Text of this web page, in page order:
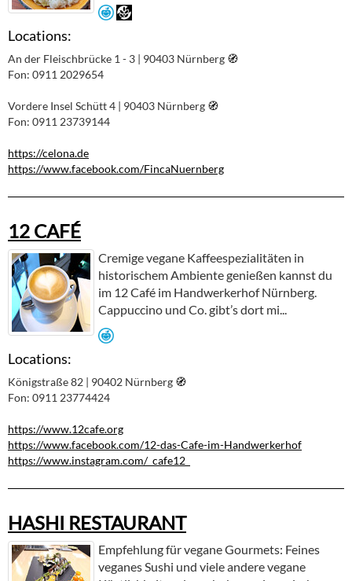
Locations:
An der Fleischbrücke 1 - 3 | 90403 Nürnberg 🧭︎
Fon: 0911 2029654
Vordere Insel Schütt 4 | 90403 Nürnberg 🧭︎
Fon: 0911 23739144
https://celona.de
https://www.facebook.com/FincaNuernberg
12 CAFÉ
Cremige vegane Kaffeespezialitäten in
historischem Ambiente genießen kannst du
im 12 Café im Handwerkerhof Nürnberg.
Cappuccino und Co. gibt’s dort mi...
Locations:
Königstraße 82 | 90402 Nürnberg 🧭︎
Fon: 0911 23774424
https://www.12cafe.org
https://www.facebook.com/12-das-Cafe-im-Handwerkerhof
https://www.instagram.com/_cafe12_
HASHI RESTAURANT
Empfehlung für vegane Gourmets: Feines
veganes Sushi und viele andere vegane